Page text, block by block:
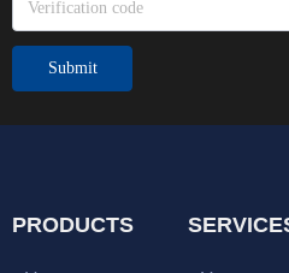
PRODUCTS
Submit